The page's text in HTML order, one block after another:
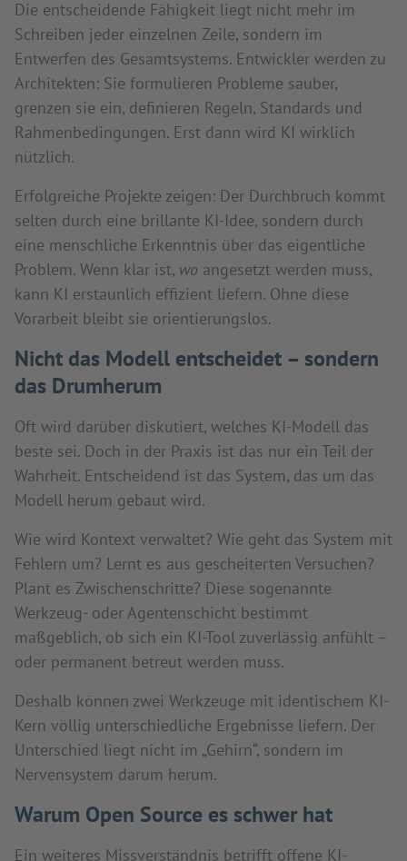
Die entscheidende Fähigkeit liegt nicht mehr im
Schreiben jeder einzelnen Zeile, sondern im
Entwerfen des Gesamtsystems. Entwickler werden zu
Architekten: Sie formulieren Probleme sauber,
grenzen sie ein, definieren Regeln, Standards und
Rahmenbedingungen. Erst dann wird KI wirklich
nützlich.
Erfolgreiche Projekte zeigen: Der Durchbruch kommt
selten durch eine brillante KI-Idee, sondern durch
eine menschliche Erkenntnis über das eigentliche
Problem. Wenn klar ist, wo angesetzt werden muss,
kann KI erstaunlich effizient liefern. Ohne diese
Vorarbeit bleibt sie orientierungslos.
Nicht das Modell entscheidet – sondern
das Drumherum
Oft wird darüber diskutiert, welches KI-Modell das
beste sei. Doch in der Praxis ist das nur ein Teil der
Wahrheit. Entscheidend ist das System, das um das
Modell herum gebaut wird.
Wie wird Kontext verwaltet? Wie geht das System mit
Fehlern um? Lernt es aus gescheiterten Versuchen?
Plant es Zwischenschritte? Diese sogenannte
Werkzeug- oder Agentenschicht bestimmt
maßgeblich, ob sich ein KI-Tool zuverlässig anfühlt –
oder permanent betreut werden muss.
Deshalb können zwei Werkzeuge mit identischem KI-
Kern völlig unterschiedliche Ergebnisse liefern. Der
Unterschied liegt nicht im „Gehirn“, sondern im
Nervensystem darum herum.
Warum Open Source es schwer hat
Ein weiteres Missverständnis betrifft offene KI-